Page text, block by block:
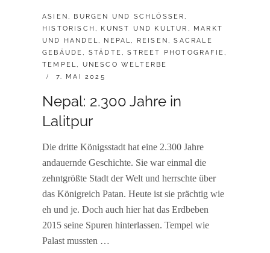
CATEGORIES:
ASIEN, BURGEN UND SCHLÖSSER,
HISTORISCH, KUNST UND KULTUR , MARKT
UND HANDEL, NEPAL, REISEN,SACRALE
GEBÄUDE, STÄDTE,STREET PHOTOGRAFIE,
TEMPEL, UNESCO WELTERBE
POSTED
7. MAI 2025
Nepal: 2.300 Jahre in
Lalitpur
Die dritte Königsstadt hat eine 2.300 Jahre
andauernde Geschichte. Sie war einmal die
zehntgrößte Stadt der Welt und herrschte über
das Königreich Patan. Heute ist sie prächtig wie
eh und je. Doch auch hier hat das Erdbeben
2015 seine Spuren hinterlassen. Tempel wie
Palast mussten …